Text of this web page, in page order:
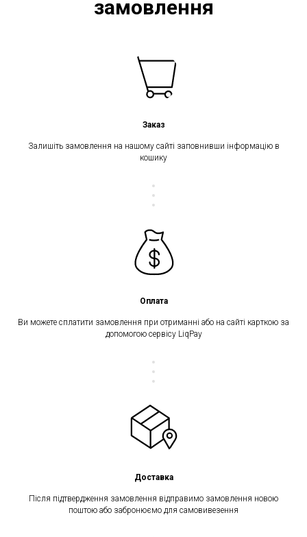
замовлення
Заказ
Залишіть замовлення на нашому сайті заповнивши інформацію в
кошику
Оплата
Ви можете сплатити замовлення при отриманні або на сайті карткою за
допомогою сервісу LiqPay
Доставка
Після підтвердження замовлення відправимо замовлення новою
поштою або забронюємо для самовивезення